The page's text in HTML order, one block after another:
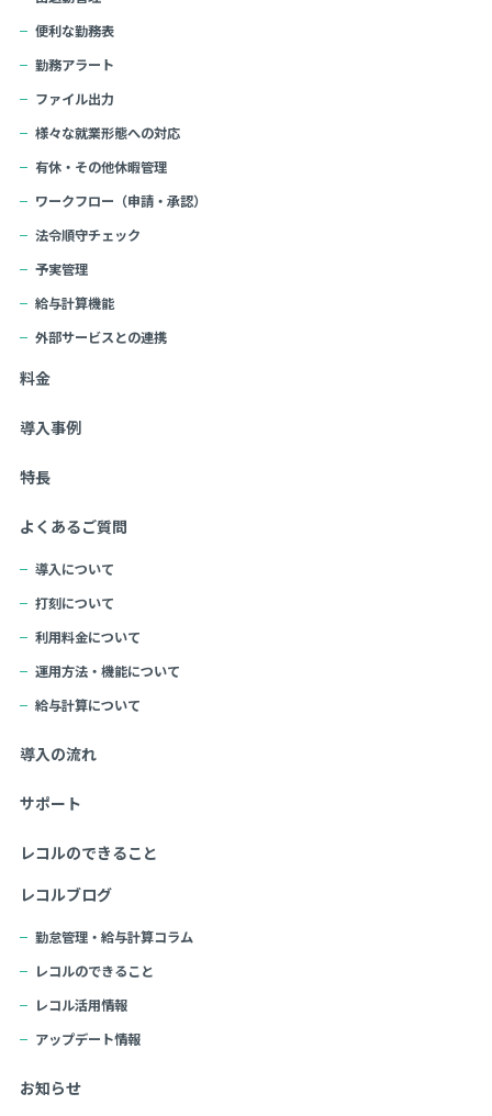
便利な勤務表
勤務アラート
ファイル出力
様々な就業形態への対応
有休・その他休暇管理
ワークフロー（申請・承認）
法令順守チェック
予実管理
給与計算機能
外部サービスとの連携
料金
導入事例
特長
よくあるご質問
導入について
打刻について
利用料金について
運用方法・機能について
給与計算について
導入の流れ
サポート
レコルのできること
レコルブログ
勤怠管理・給与計算コラム
レコルのできること
レコル活用情報
アップデート情報
お知らせ